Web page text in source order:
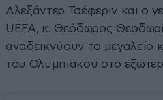
Αλεξάντερ Τσέφεριν και ο
UEFA, κ. Θεόδωρος
αναδεικνύουν το μεγαλείο
του Ολυμπιακού στο